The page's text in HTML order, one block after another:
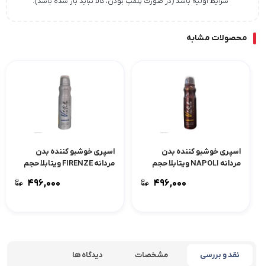
محصولات مشابه
اسپری خوشبو کننده بدن
مردانه NAPOLI ویتابلا حجم
۴۹۶,۰۰۰
اسپری خوشبو کننده بدن
مردانه FIRENZE ویتابلا حجم
۴۹۶,۰۰۰
نقد و بررسی مشخصات دیدگاه ها